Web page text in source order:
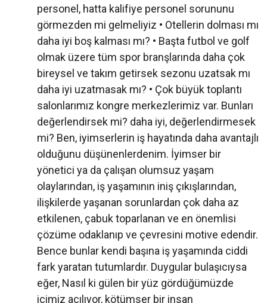
personel, hatta kalifiye personel sorununu
görmezden mi gelmeliyiz • Otellerin dolması mı
daha iyi boş kalması mı? • Başta futbol ve golf
olmak üzere tüm spor branşlarında daha çok
bireysel ve takım getirsek sezonu uzatsak mı
daha iyi uzatmasak mı? • Çok büyük toplantı
salonlarımız kongre merkezlerimiz var. Bunları
değerlendirsek mi? daha iyi, değerlendirmesek
mi? Ben, iyimserlerin iş hayatında daha avantajlı
olduğunu düşünenlerdenim. İyimser bir
yönetici ya da çalışan olumsuz yaşam
olaylarından, iş yaşamının iniş çıkışlarından,
ilişkilerde yaşanan sorunlardan çok daha az
etkilenen, çabuk toparlanan ve en önemlisi
çözüme odaklanıp ve çevresini motive edendir.
Bence bunlar kendi başına iş yaşamında ciddi
fark yaratan tutumlardır. Duygular bulaşıcıysa
eğer, Nasıl ki gülen bir yüz gördüğümüzde
içimiz açılıyor, kötümser bir insan